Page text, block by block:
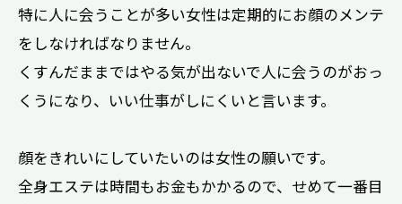
特に人に会うことが多い女性は定期的にお顔のメンテ
をしなければなりません。
くすんだままではやる気が出ないで人に会うのがおっ
くうになり、いい仕事がしにくいと言います。
顔をきれいにしていたいのは女性の願いです。
全身エステは時間もお金もかかるので、せめて一番目